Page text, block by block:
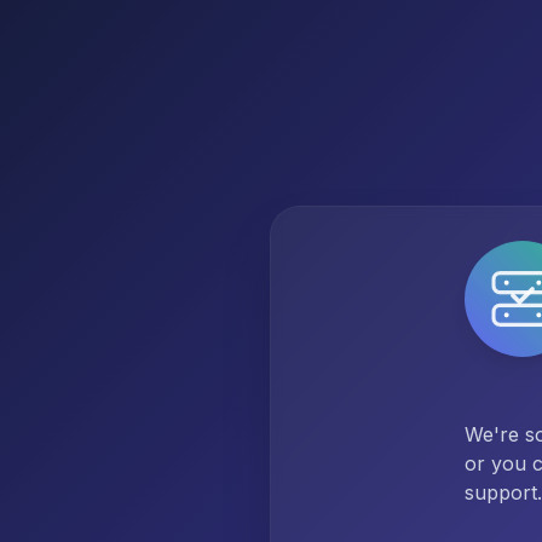
We're
or you
support.